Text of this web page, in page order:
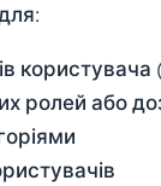
користувача
ролей або